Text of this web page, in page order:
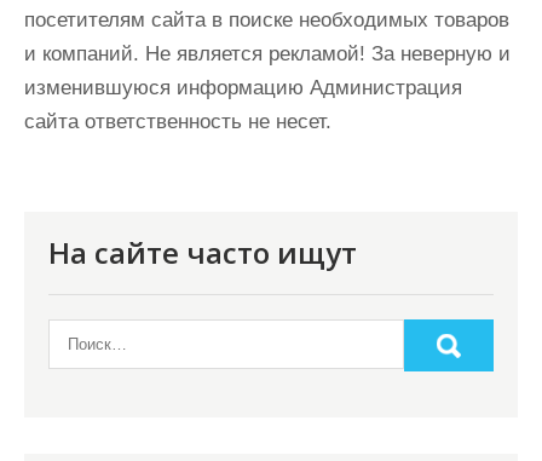
посетителям сайта в поиске необходимых товаров
и компаний. Не является рекламой! За неверную и
изменившуюся информацию Администрация
сайта ответственность не несет.
На сайте часто ищут